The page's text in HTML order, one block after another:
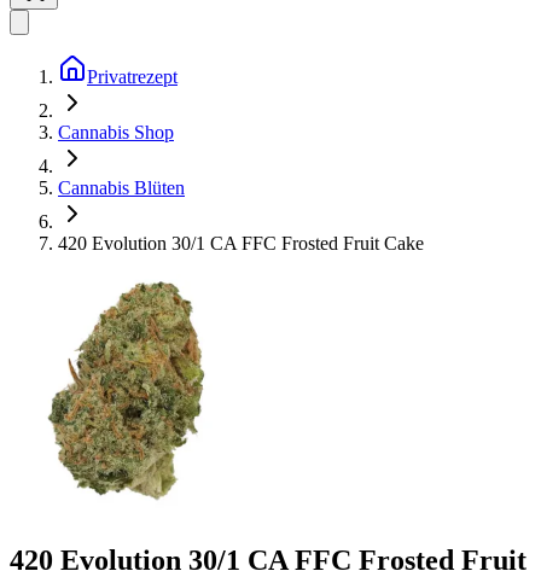
Privatrezept
Cannabis Shop
Cannabis Blüten
420 Evolution 30/1 CA FFC Frosted Fruit Cake
420 Evolution 30/1 CA FFC Frosted Fruit